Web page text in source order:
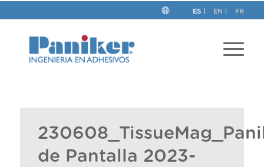
ES EN FR
de Pantalla 2023-